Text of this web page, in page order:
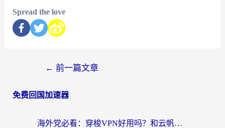
Spread the love
← 前一篇文章
免费回国加速器
海外党必看：穿梭VPN好用吗？和云帆VPN对比哪个回国效果更好？附真实测评+避坑指南